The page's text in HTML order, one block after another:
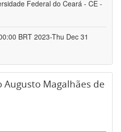
Federal do Ceará - CE -
BRT 2023-Thu Dec 31
Augusto Magalhães de